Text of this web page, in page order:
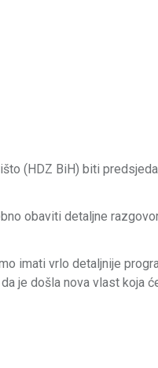
(HDZ BiH) biti
obaviti detaljne
imati vrlo detaljnije
je došla nova vlast koja